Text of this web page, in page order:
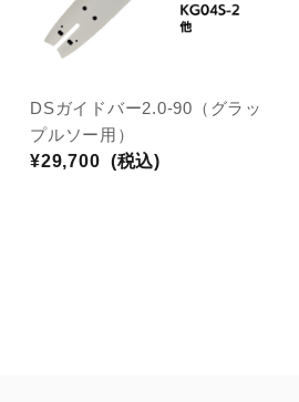
DSガイドバー2.0-90（グラッ
プルソー用）
¥29,700 (税込)